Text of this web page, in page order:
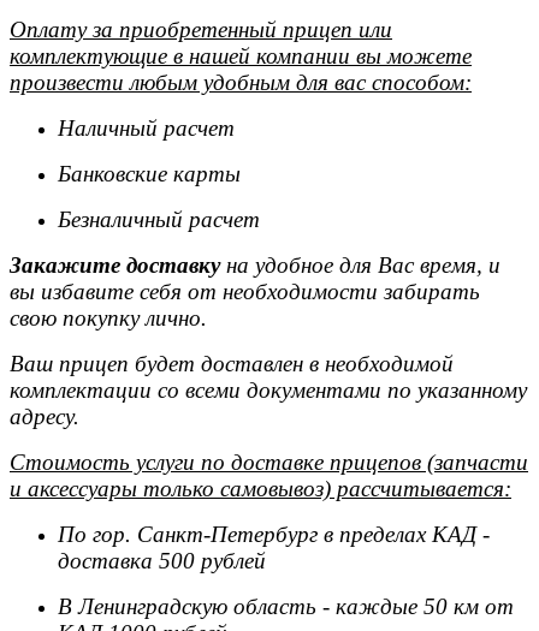
Оплату за приобретенный прицеп или
комплектующие в нашей компании вы можете
произвести любым удобным для вас способом:
Наличный расчет
Банковские карты
Безналичный расчет
Закажите доставкуна удобное для Вас время, и
вы избавите себя от необходимости забирать
свою покупку лично.
Ваш прицеп будет доставлен в необходимой
комплектации со всеми документами по указанному
адресу.
Стоимость услуги по доставке прицепов (запчасти
и аксессуары только самовывоз) рассчитывается:
По гор. Санкт-Петербург в пределах КАД -
доставка 500 рублей
В Ленинградскую область - каждые 50 км от